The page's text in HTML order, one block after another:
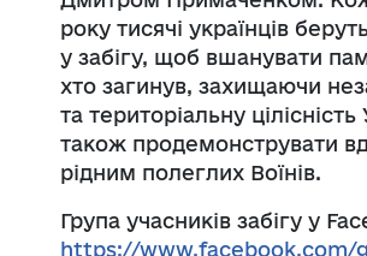
року тисячі українців
у забігу, щоб вшанувати
хто загинув, захищаючи
та територіальну цілісність
також продемонструвати
рідним полеглих Воїнів.
Група учасників забігу у
https://www.facebook.com/